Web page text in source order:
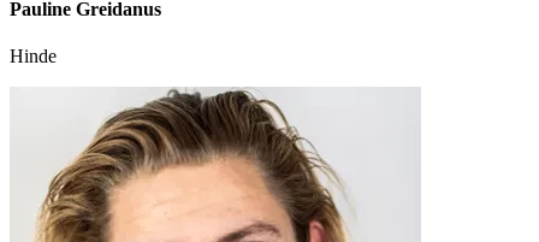
Pauline Greidanus
Hinde